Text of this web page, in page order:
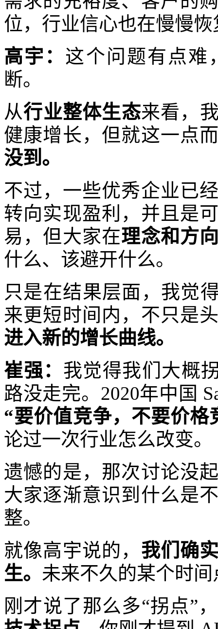
位，行业信心也在慢慢恢
高宇： 这个问题有点难
断。
从行业整体生态来看，
健康增长，但就这一点
没到。
不过，一些优秀企业已
转向实现盈利，并且是
易，但大家在理念和方
什么、该避开什么。
只是在结果层面，我觉
来更短时间内，不只是
进入新的增长曲线。
崔强： 我觉得我们大概
路没走完。2020年中国
“要价值竞争，不要价格
论过一次行业怎么改变。
遗憾的是，那次讨论没
大家逐渐意识到什么是
整。
就像高宇说的， 我们确
生。 未来不久的某个时
刚才说了那么多“拐点”